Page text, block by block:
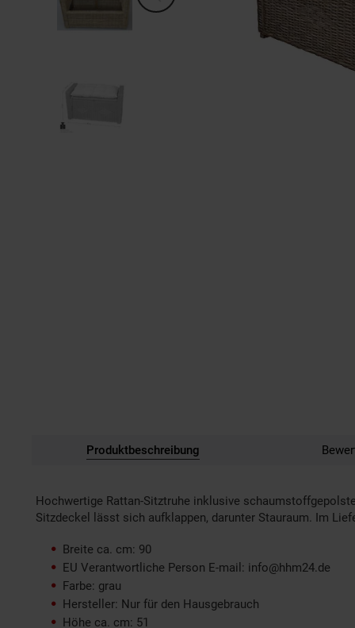
Produktbeschreibung
Hochwertige Rattan-Sitztruhe inklusive
Sitzdeckel lässt sich aufklappen, darunter Stauraum. Im
Breite ca. cm: 90
EU Verantwortliche Person E-mail: info@hhm24.de
Farbe: grau
Hersteller: Nur für den Hausgebrauch
Höhe ca. cm: 51